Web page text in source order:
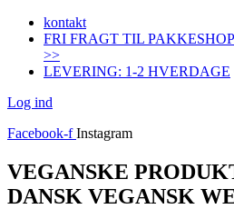
Videre
indhold
kontakt
FRI FRAGT TIL
>>
LEVERING: 1-2 HVERDAGE
Log ind
Facebook-f Instagram
VEGANSKE
DANSK VEGANSK